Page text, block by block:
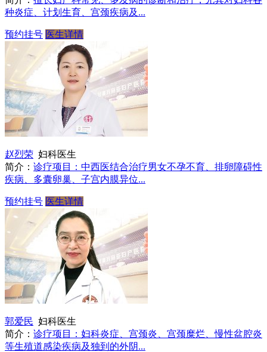
种炎症、计划生育、宫颈疾病及...
预约挂号 医生详情
赵烈荣 妇科医生
简介： 诊疗项目：中西医结合治疗男女不孕不育、排卵障碍性
疾病、多囊卵巢、子宫内膜异位...
预约挂号 医生详情
郭爱民 妇科医生
简介： 诊疗项目：妇科炎症、宫颈炎、宫颈糜烂、慢性盆腔炎
等生殖道感染疾病及独到的外阴...